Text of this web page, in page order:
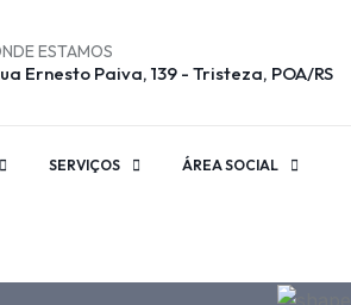
ESTAMOS
Ernesto Paiva, 139 - Tristeza, POA/RS
SERVIÇOS ÁREA SOCIAL